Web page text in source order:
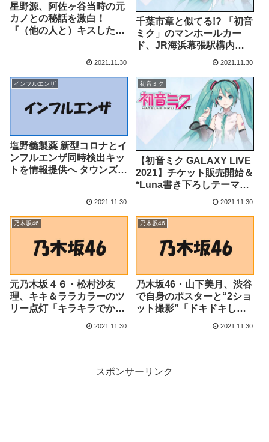
星野源、阿佐ヶ谷当時の元
カノとの秘話を激白！
『（他の人と）キスしたけ
2021.11.30
千葉市章と似てる!? 「初音
ミク」のマンホールカー
ド、JR海浜幕張駅構内で
ゲット！ 実物のマンホール
ぴ！ニュース） – Yahoo!
ニュース – Yahoo!ニュー
ス
2021.11.30
インフルエンザ
塩野義製薬 新型コロナとイ
ンフルエンザ同時検出キッ
トを情報提供へ タウンズ社
2021.11.30
初音ミク
【初音ミク GALAXY LIVE
2021】チケット販売開始＆
*Luna書き下ろしテーマソ
ング「ノヴァ」MV公開
Yahoo!ニュース – Yahoo!
2021.11.30
乃木坂46
元乃木坂４６・松村沙友
理、キキ＆ララカラーのツ
リー点灯「キラキラでかわ
– Yahoo!ニュース –
2021.11.30
乃木坂46
乃木坂46・山下美月、渋谷
で自身のポスターと“2ショ
ット撮影”「ドキドキした
エキサイトニュース
2021.11.30
スポンサーリンク